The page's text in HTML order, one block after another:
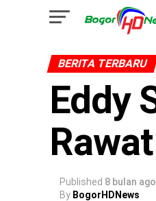
BERITA TERBARU
Eddy
Published 8 bulan ago
By BogorHDNews